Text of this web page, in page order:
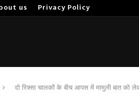
us Privacy Policy
दो रिक्सा चालकों के बीच आपस में मामुली बात को